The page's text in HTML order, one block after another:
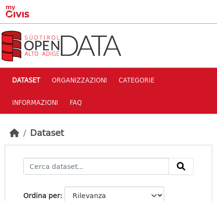
Skip to main content
DATASET ORGANIZZAZIONI CATEGORIE
INFORMAZIONI FAQ
Dataset
Ordina per